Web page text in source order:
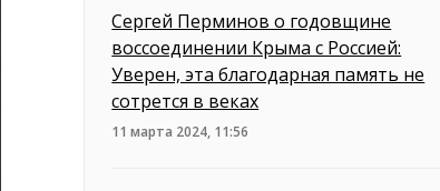
Сергей Перминов о годовщине
воссоединении Крыма с Россией:
Уверен, эта благодарная память не
сотрется в веках
11 марта 2024, 11:56